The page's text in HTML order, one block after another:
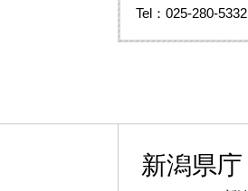
Tel：025-280-5332
新潟県庁